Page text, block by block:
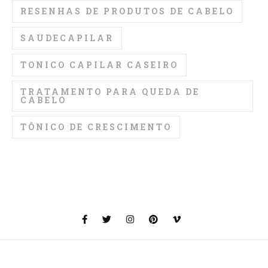
RESENHAS DE PRODUTOS DE CABELO
SAUDECAPILAR
TONICO CAPILAR CASEIRO
TRATAMENTO PARA QUEDA DE
CABELO
TÔNICO DE CRESCIMENTO